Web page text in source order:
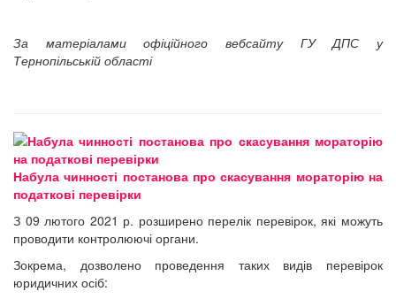
За матеріалами офіційного вебсайту ГУ ДПС у
Тернопільській області
Набула чинності постанова про скасування мораторію на
податкові перевірки
З 09 лютого 2021 р. розширено перелік перевірок, які можуть
проводити контролюючі органи.
Зокрема, дозволено проведення таких видів перевірок
юридичних осіб: